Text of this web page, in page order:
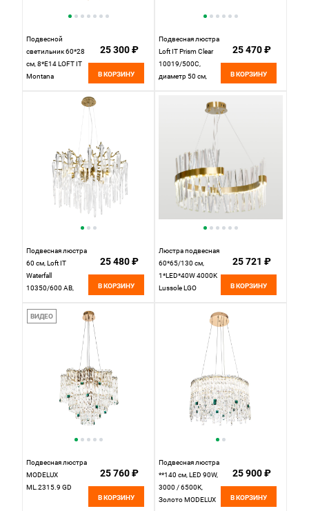
Подвесной
светильник 60*28
см, 8*E14 LOFT IT
Montana
золото 10299/600
25 300 ₽
В КОРЗИНУ
Подвесная люстра
Loft IT Prism Clear
10019/500C,
диаметр 50 см,
25 470 ₽
В КОРЗИНУ
Подвесная люстра
60 см, Loft IT
Waterfall
10350/600 AB,
25 480 ₽
В КОРЗИНУ
Люстра подвесная
60*65/130 см,
1*LED*40W 4000K
Lussole LGO
25 721 ₽
В КОРЗИНУ
ВИДЕО
Подвесная люстра
MODELUX
ML.2315.9 GD
25 760 ₽
В КОРЗИНУ
Подвесная люстра
**140 см, LED 90W,
3000 / 6500К,
Золото MODELUX
25 900 ₽
В КОРЗИНУ